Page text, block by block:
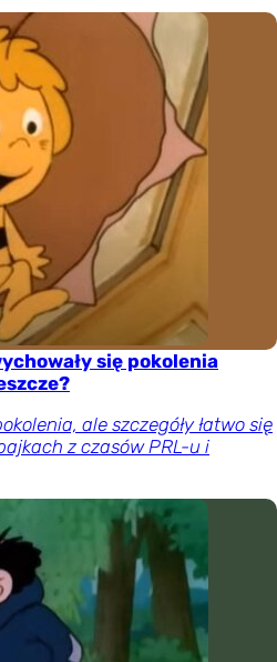
się pokolenia
ale szczegóły łatwo się
z czasów PRL-u i